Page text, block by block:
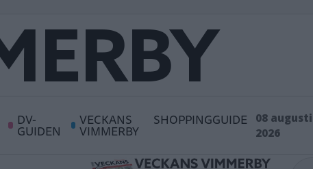
DV-
GUIDEN
VECKANS
VIMMERBY
SHOPPINGGUIDE
08 augusti
2026